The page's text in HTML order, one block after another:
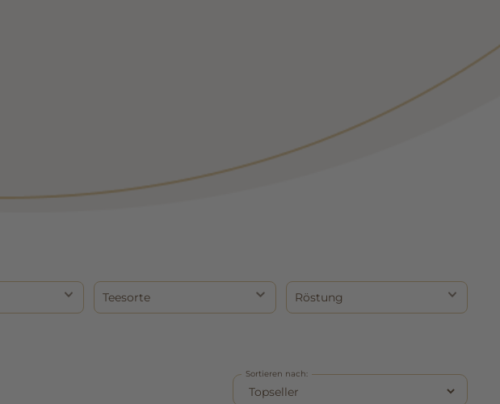
Teesorte Röstung
Sortieren nach: